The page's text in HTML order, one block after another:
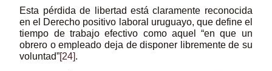
Esta pérdida de libertad está claramente reconocida
en el Derecho positivo laboral uruguayo, que define el
tiempo de trabajo efectivo como aquel “en que un
obrero o empleado deja de disponer libremente de su
voluntad”[24].